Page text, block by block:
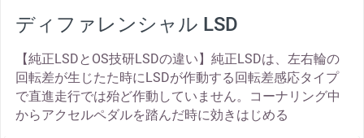
ディファレンシャル LSD
【純正LSDとOS技研LSDの違い】純正LSDは、左右輪の
回転差が生じたた時にLSDが作動する回転差感応タイプ
で直進走行では殆ど作動していません。コーナリング中
からアクセルペダルを踏んだ時に効きはじめる